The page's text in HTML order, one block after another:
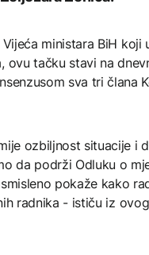
ministara BiH koji
ovu tačku stavi na
sva tri člana
ozbiljnost situacije i
da podrži Odluku o
pokaže kako
radnika - ističu iz